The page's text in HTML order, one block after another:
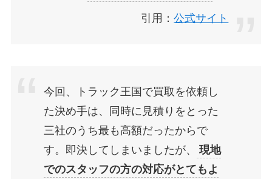
引用：公式サイト
今回、トラック王国で買取を依頼し
た決め手は、同時に見積りをとった
三社のうち最も高額だったからで
す。即決してしまいましたが、
現地
でのスタッフの方の対応がとてもよ